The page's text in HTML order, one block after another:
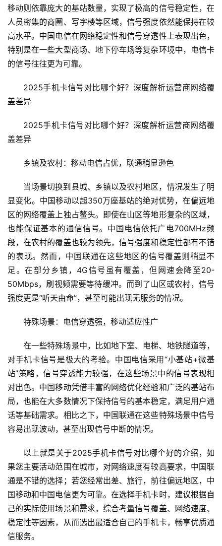
移动则依靠庞大的基站数量，实现了极高的信号稳定性，在
人员密集的商圈、写字楼等区域，信号强度依然能保持在较
高水平。中国电信在网络稳定性和信号穿透性上表现出色，
特别是在一些大型商场、地下停车场等复杂环境中，电信卡
的信号往往更为可靠。
2025手机卡信号对比哪个好？深度解析运营商网络覆
盖差异
2025手机卡信号对比哪个好？深度解析运营商网络覆
盖差异
乡镇及农村：移动电信占优，联通稍显逊色​
当场景切换到县城、乡镇以及农村地区，情况发生了明
显变化。中国移动以超350万座基站的绝对优势，在偏远地
区的网络覆盖上独占鳌头。即使在山区等地形复杂的区域，
也能保证基本的通信信号。中国电信依托广电700MHz频
段，在农村的覆盖也较为领先，信号强度和稳定性都有不错
的表现。然而，中国联通在这些地区的信号覆盖则稍显不
足。在部分乡镇，4G信号虽有覆盖，但网速会降至20-
50Mbps，刷视频需要等待缓冲。而到了山区或农村，信号
强度更是“听天由命”，甚至可能出现无服务的情况。​
特殊场景：电信穿透强，移动适应性广​
在一些特殊场景中，比如地下室、电梯、地铁隧道等，
对手机卡信号是极大的考验。中国电信采用“小基站+微基
站”策略，信号穿透能力较强，在这些场景中的信号表现相
对出色。中国移动凭借丰富的网络优化经验和广泛的基站布
局，也能在大多数情况下保持信号的基本稳定，满足用户通
话等基础需求。相比之下，中国联通在这些特殊场景中信号
容易出现波动，甚至出现信号中断的情况。​
以上就是关于2025手机卡信号对比哪个好的介绍，如
果您主要活动范围在城市，对网络速度有较高要求，中国联
通是不错的选择；若您经常出差、旅行，前往偏远地区，中
国移动和中国电信更为可靠。在选择手机卡时，建议根据自
己的实际使用场景和需求，综合考量信号覆盖、网络速度、
稳定性等因素，从而选出最适合自己的手机卡，畅享优质通
信服务。